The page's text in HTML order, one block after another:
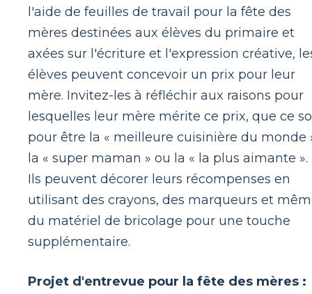
l'aide de feuilles de travail pour la fête des
mères destinées aux élèves du primaire et
axées sur l'écriture et l'expression créative,
élèves peuvent concevoir un prix pour leur
mère. Invitez-les à réfléchir aux raisons pour
lesquelles leur mère mérite ce prix, que ce
pour être la « meilleure cuisinière du monde
la « super maman » ou la « la plus aimante ».
Ils peuvent décorer leurs récompenses en
utilisant des crayons, des marqueurs et
du matériel de bricolage pour une touche
supplémentaire.
Projet d'entrevue pour la fête des mères :